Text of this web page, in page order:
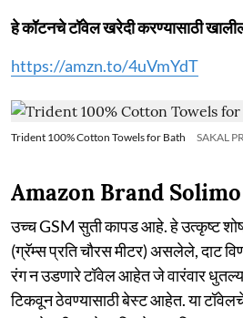
हे कॉटनचे टॉवेल खरेदी करण्यासाठी
https://amzn.to/4uVmYdT
Trident 100% Cotton Towels for Bath SAKAL
Amazon Brand Solimo
उच्च GSM सुती कापड आहे. हे उत्कृष्ट
(ग्रॅम्स प्रति चौरस मीटर) असलेले, दाट
रंग न उडणारे टॉवेल आहेत जे वारंवार
टिकवून ठेवण्यासाठी बेस्ट आहेत. या टॉवेलचे